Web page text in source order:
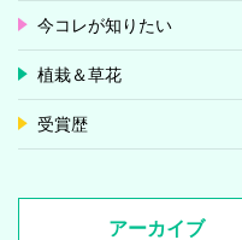
今コレが知りたい
植栽＆草花
受賞歴
アーカイブ